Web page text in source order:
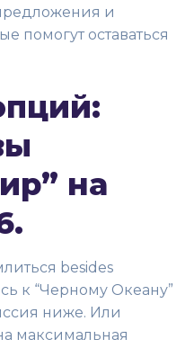
и
помогут оставаться
на
besides
к “Черному Океану”
ниже. Или
максимальная